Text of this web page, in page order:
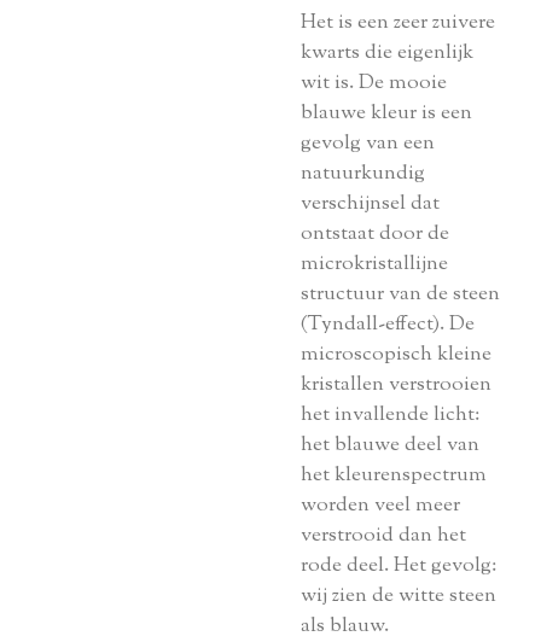
Het is een zeer zuivere
kwarts die eigenlijk
wit is. De mooie
blauwe kleur is een
gevolg van een
natuurkundig
verschijnsel dat
ontstaat door de
microkristallijne
structuur van de steen
(Tyndall-effect). De
microscopisch kleine
kristallen verstrooien
het invallende licht:
het blauwe deel van
het kleurenspectrum
worden veel meer
verstrooid dan het
rode deel. Het gevolg:
wij zien de witte steen
als blauw.